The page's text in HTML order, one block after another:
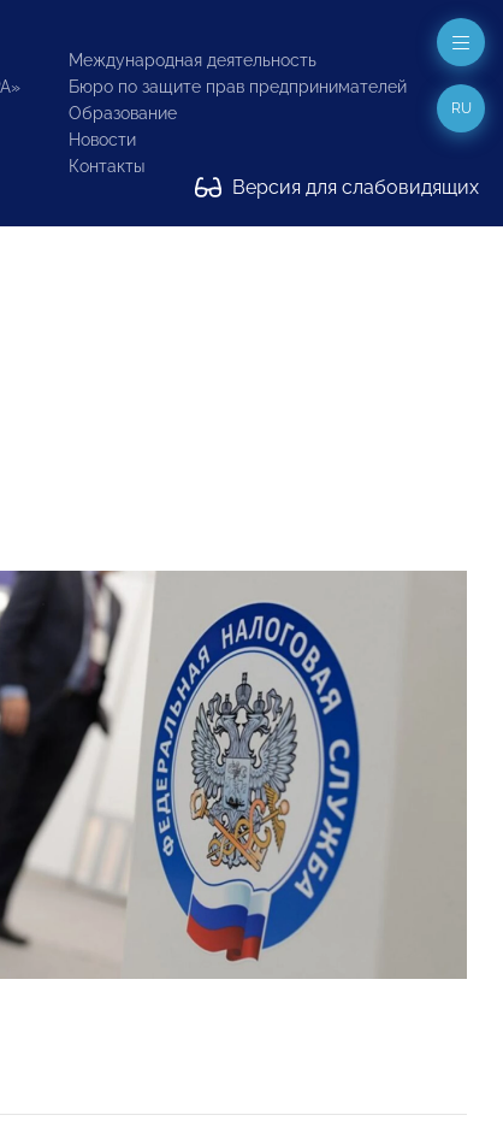
Международная деятельность
Бюро по защите прав предпринимателей
Образование
Новости
Контакты
Версия для слабовидящих
RU